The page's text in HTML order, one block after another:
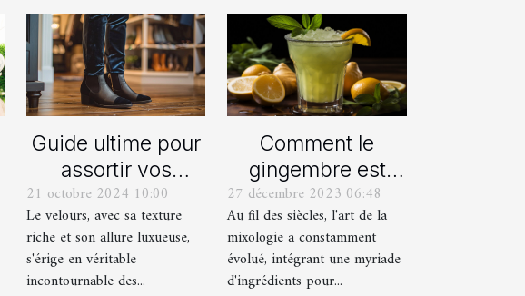
Guide ultime pour
assortir vos
chaussures avec
des pantalons en
velours
21 octobre 2024 10:00
Le velours, avec sa texture
riche et son allure luxueuse,
s'érige en véritable
incontournable des...
Comment le
gingembre est
devenu un
ingrédient clé
dans la mixologie
moderne
27 décembre 2023 06:48
Au fil des siècles, l'art de la
mixologie a constamment
évolué, intégrant une myriade
d'ingrédients pour...